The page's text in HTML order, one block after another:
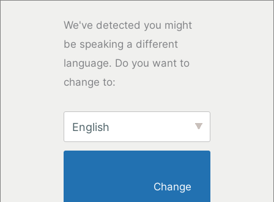
We've detected you might
be speaking a different
language. Do you want to
change to:
English